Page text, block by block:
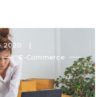
2020
E-Commerce